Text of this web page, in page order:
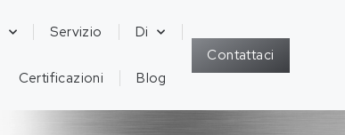
Servizio Di
Certificazioni Blog
Contattaci